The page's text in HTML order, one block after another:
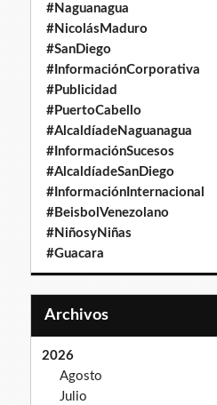
#Naguanagua
#NicolásMaduro
#SanDiego
#InformaciónCorporativa
#Publicidad
#PuertoCabello
#AlcaldíadeNaguanagua
#InformaciónSucesos
#AlcaldíadeSanDiego
#InformaciónInternacional
#BeisbolVenezolano
#NiñosyNiñas
#Guacara
Archivos
2026
Agosto
Julio